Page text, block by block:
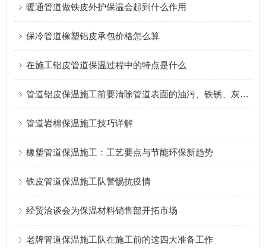
暖通管道做铁皮外护保温会起到什么作用
保冷管道橡塑铝皮承包价格怎么算
在施工铝皮管道保温过程中的特点是什么
管道铝皮保温施工前要清除管道表面的油污、铁锈、灰尘等杂物
管道岩棉保温施工技巧详解
橡塑管道保温施工：工艺要点与节能环保新趋势
铁皮管道保温施工队警惕抗疫情
经贸洽谈会为保温材料销售部开拓市场
老牌管道保温施工队在施工前的这四大准备工作